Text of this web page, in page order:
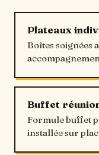
Plateaux
Boîtes soignées
Buffet
Formule buffet
installée sur